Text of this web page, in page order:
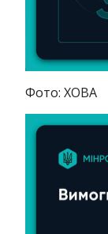
Фото: ХОВА